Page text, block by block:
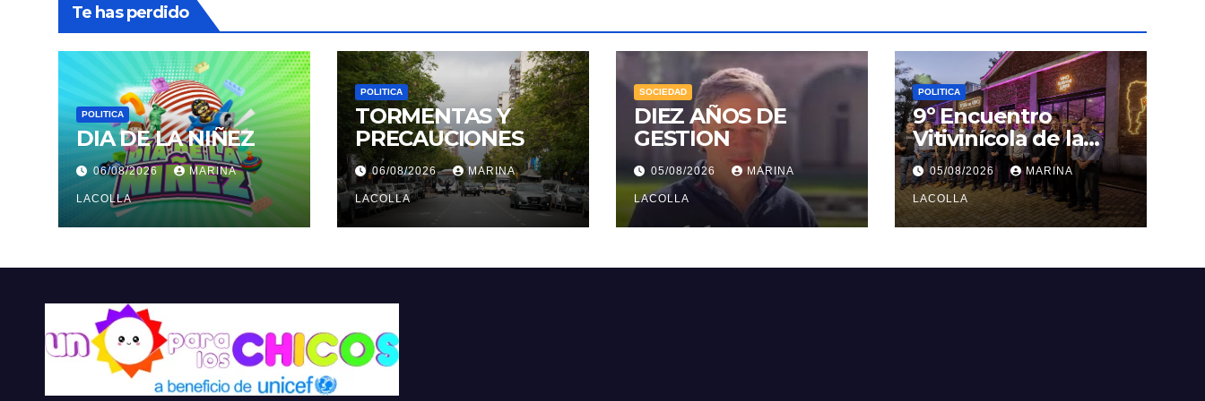
Te has perdido
POLITICA
DIA DE LA NIÑEZ
06/08/2026 MARINA
LACOLLA
POLITICA
TORMENTAS Y
PRECAUCIONES
06/08/2026 MARINA
LACOLLA
SOCIEDAD
DIEZ AÑOS DE
GESTION
05/08/2026 MARINA
LACOLLA
POLITICA
9º Encuentro
Vitivinícola de la
Pcia. de Bs. As. en el
Polo Gastronómico
de Malvinas
Argentinas
05/08/2026 MARINA
LACOLLA